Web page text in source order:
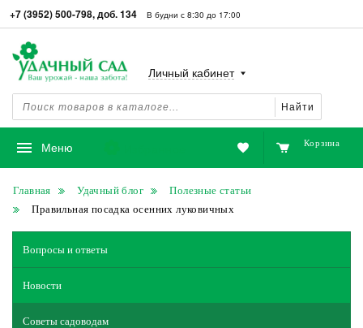
+7 (3952) 500-798, доб. 134 В будни с 8:30 до 17:00
Найти
Личный кабинет
Меню Корзина
Главная Удачный блог
Полезные статьи
Правильная посадка осенних луковичных
Вопросы и ответы
Новости
Советы садоводам